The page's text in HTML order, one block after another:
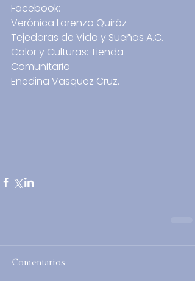
Facebook:
Verónica Lorenzo Quiróz
Tejedoras de Vida y Sueños A.C.
Color y Culturas: Tienda
Comunitaria
Enedina Vasquez Cruz.
Comentarios